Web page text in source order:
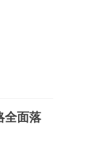
全面落